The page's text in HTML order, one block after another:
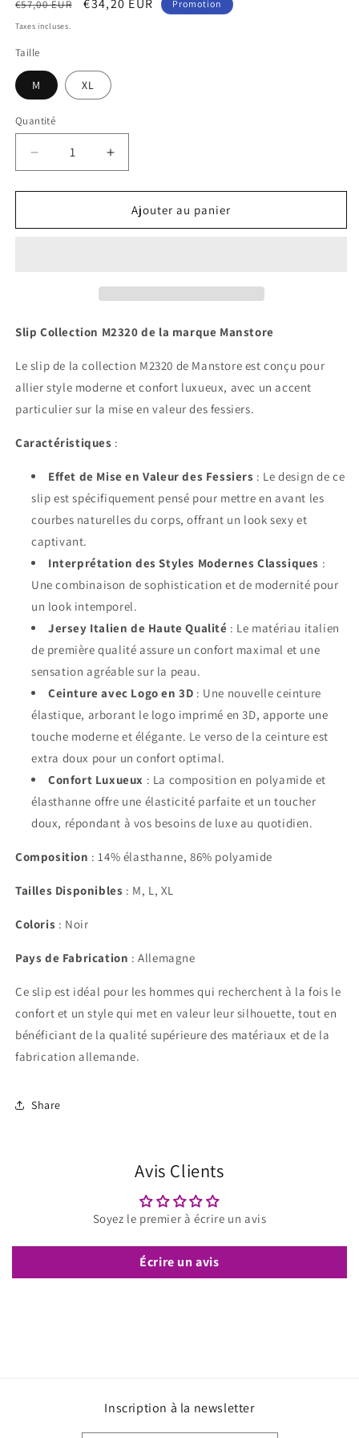
Prix
habituel
€57,00 EUR
Prix
€34,20 EUR Promotion
Taxes incluses.
Taille
M XL
Quantité
Réduire
la
quantité
Slip
Augmenter
la
quantité
Slip
Ajouter au panier
Slip Collection M2320 de la marque Manstore
Le slip de la collection M2320 de Manstore est conçu pour
allier style moderne et confort luxueux, avec un accent
particulier sur la mise en valeur des fessiers.
Caractéristiques :
Effet de Mise en Valeur des Fessiers : Le design de ce
slip est spécifiquement pensé pour mettre en avant les
courbes naturelles du corps, offrant un look sexy et
captivant.
Interprétation des Styles Modernes Classiques :
Une combinaison de sophistication et de modernité pour
un look intemporel.
Jersey Italien de Haute Qualité : Le matériau italien
de première qualité assure un confort maximal et une
sensation agréable sur la peau.
Ceinture avec Logo en 3D : Une nouvelle ceinture
élastique, arborant le logo imprimé en 3D, apporte une
touche moderne et élégante. Le verso de la ceinture est
extra doux pour un confort optimal.
Confort Luxueux : La composition en polyamide et
élasthanne offre une élasticité parfaite et un toucher
doux, répondant à vos besoins de luxe au quotidien.
Composition : 14% élasthanne, 86% polyamide
Tailles Disponibles : M, L, XL
Coloris : Noir
Pays de Fabrication : Allemagne
Ce slip est idéal pour les hommes qui recherchent à la fois le
confort et un style qui met en valeur leur silhouette, tout en
bénéficiant de la qualité supérieure des matériaux et de la
fabrication allemande.
Share
Avis Clients
Soyez le premier à écrire un avis
Écrire un avis
Inscription à la newsletter